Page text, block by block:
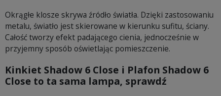
Okrągłe klosze skrywa źródło światła. Dzięki zastosowaniu
metalu, światło jest skierowane w kierunku sufitu, ściany.
Całość tworzy efekt padającego cienia, jednocześnie w
przyjemny sposób oświetlając pomieszczenie.
Kinkiet Shadow 6 Close i Plafon Shadow 6
Close to ta sama lampa, sprawdź